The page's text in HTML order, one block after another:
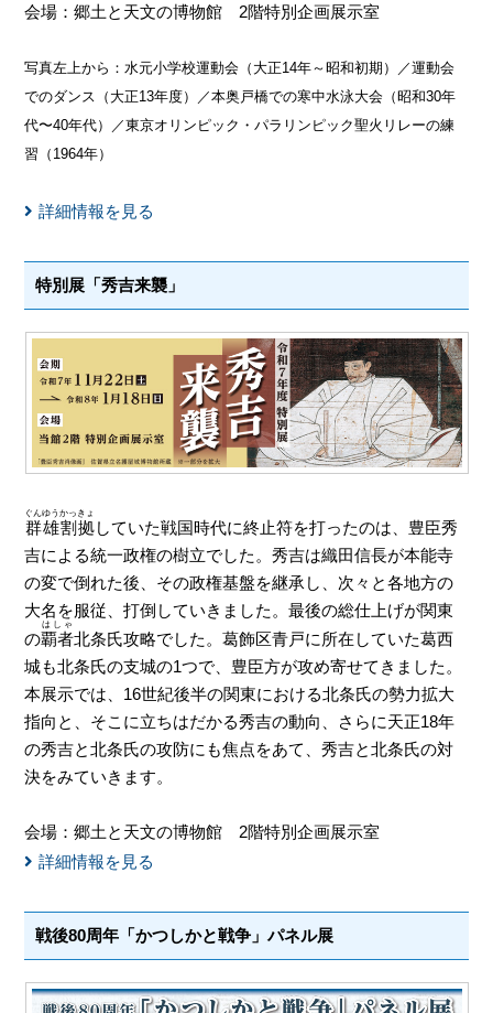
会場：郷土と天文の博物館 2階特別企画展示室
写真左上から：水元小学校運動会（大正14年～昭和初期）／運動会
でのダンス（大正13年度）／本奥戸橋での寒中水泳大会（昭和30年
代〜40年代）／東京オリンピック・パラリンピック聖火リレーの練
習（1964年）
詳細情報を見る
特別展「秀吉来襲」
群雄割拠
ぐんゆうかっきょ
していた戦国時代に終止符を打ったのは、豊臣秀
吉による統一政権の樹立でした。秀吉は織田信長が本能寺
の変で倒れた後、その政権基盤を継承し、次々と各地方の
大名を服従、打倒していきました。最後の総仕上げが関東
の覇者
はしゃ
北条氏攻略でした。葛飾区青戸に所在していた葛西
城も北条氏の支城の1つで、豊臣方が攻め寄せてきました。
本展示では、16世紀後半の関東における北条氏の勢力拡大
指向と、そこに立ちはだかる秀吉の動向、さらに天正18年
の秀吉と北条氏の攻防にも焦点をあて、秀吉と北条氏の対
決をみていきます。
会場：郷土と天文の博物館 2階特別企画展示室
詳細情報を見る
戦後80周年「かつしかと戦争」パネル展